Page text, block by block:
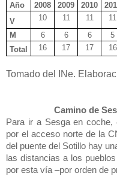
Año 2008 2009 2010
V
10 11 11 11
M
6 6 6 5
Total
16 17 17 16
Tomado del INe.
Camino de
Para ir a Sesga en
por el acceso norte de la
del puente del Sotillo hay
las distancias a los
por esta vía –por orden de